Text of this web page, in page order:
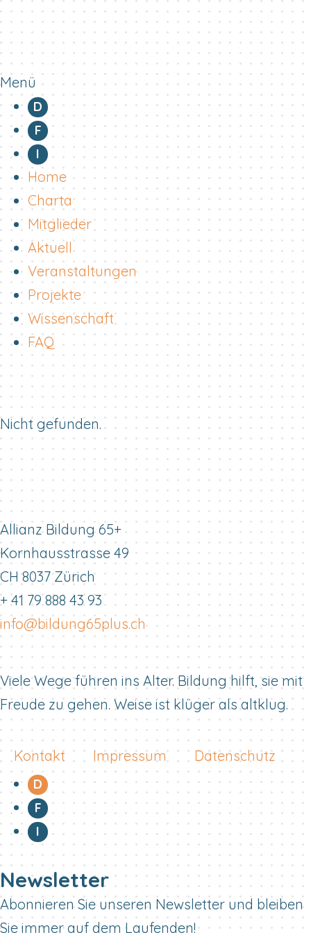
Menü
D
F
I
Home
Charta
Mitglieder
Aktuell
Veranstaltungen
Projekte
Wissenschaft
FAQ
Nicht gefunden.
Allianz Bildung 65+
Kornhausstrasse 49
CH 8037 Zürich
+ 41 79 888 43 93
info@bildung65plus.ch
Viele Wege führen ins Alter. Bildung hilft, sie mit
Freude zu gehen. Weise ist klüger als altklug.
Kontakt Impressum Datenschutz
D
F
I
Newsletter
Abonnieren Sie unseren Newsletter und bleiben
Sie immer auf dem Laufenden!